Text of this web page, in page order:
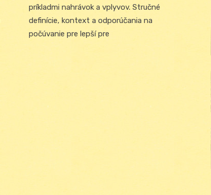
príkladmi nahrávok a vplyvov. Stručné
definície, kontext a odporúčania na
počúvanie pre lepší pre